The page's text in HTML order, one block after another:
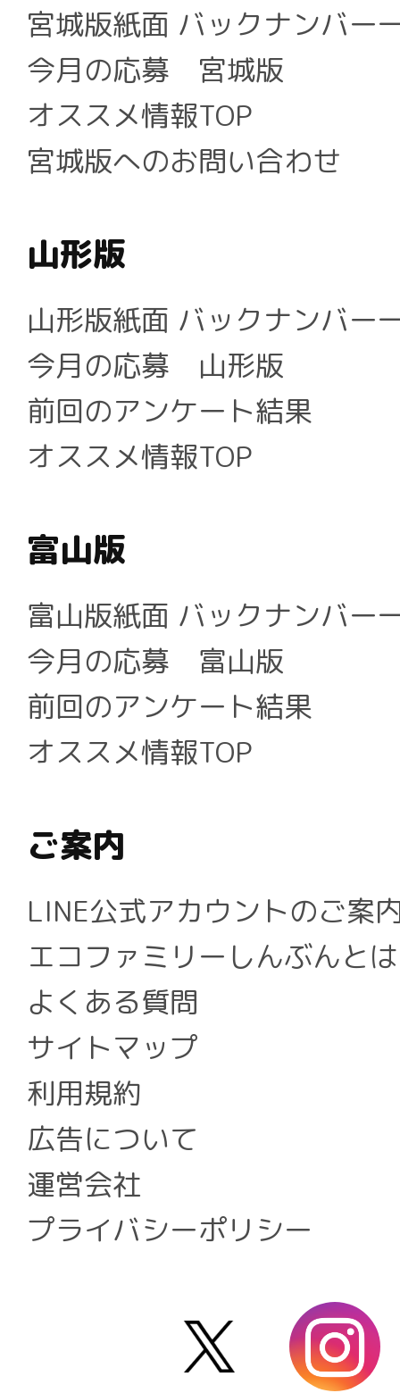
宮城版紙面 バックナンバー
今月の応募 宮城版
オススメ情報TOP
宮城版へのお問い合わせ
山形版
山形版紙面 バックナンバー
今月の応募 山形版
前回のアンケート結果
オススメ情報TOP
富山版
富山版紙面 バックナンバー
今月の応募 富山版
前回のアンケート結果
オススメ情報TOP
ご案内
LINE公式アカウントのご案
エコファミリーしんぶんとは
よくある質問
サイトマップ
利用規約
広告について
運営会社
プライバシーポリシー